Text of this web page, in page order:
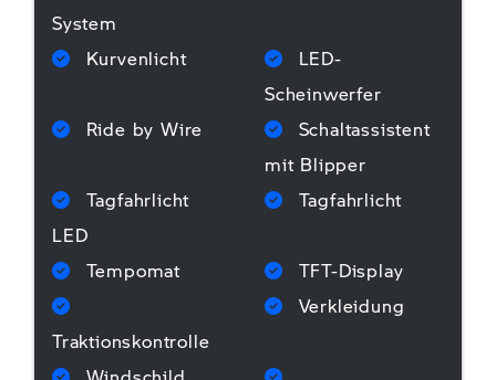
System
Kurvenlicht
LED-
Scheinwerfer
Ride by Wire
Schaltassistent
mit Blipper
Tagfahrlicht
LED
Tagfahrlicht
Tempomat TFT-Display
Traktionskontrolle
Verkleidung